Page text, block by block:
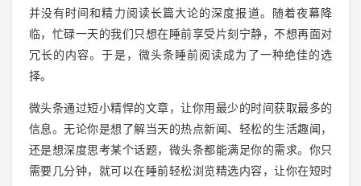
并没有时间和精力阅读长篇大论的深度报道。随着夜幕降
临，忙碌一天的我们只想在睡前享受片刻宁静，不想再面对
冗长的内容。于是，微头条睡前阅读成为了一种绝佳的选
择。
微头条通过短小精悍的文章，让你用最少的时间获取最多的
信息。无论你是想了解当天的热点新闻、轻松的生活趣闻，
还是想深度思考某个话题，微头条都能满足你的需求。你只
需要几分钟，就可以在睡前轻松浏览精选内容，让你在短时